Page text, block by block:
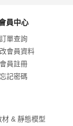
本商店謹此依個人
對象及方式
、活動及最新資
度及消費統計分析
提供之其他個人資
服務之91APP)。
員中心
訂單查詢
會員資料
會員註冊
忘記密碼
材 & 靜態模型